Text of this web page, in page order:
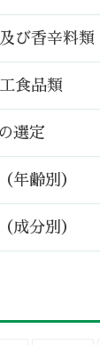
び香辛料類
食品類
選定
年齢別）
成分別）